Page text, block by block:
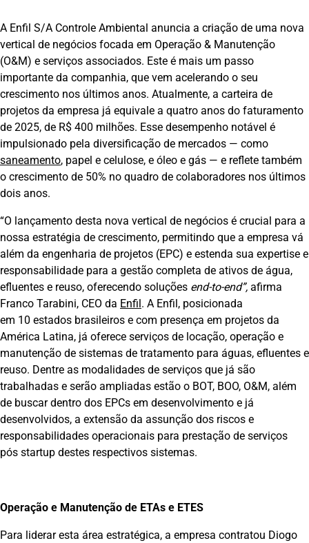
A Enfil S/A Controle Ambiental anuncia a criação de uma nova
vertical de negócios focada em Operação & Manutenção
(O&M) e serviços associados. Este é mais um passo
importante da companhia, que vem acelerando o seu
crescimento nos últimos anos. Atualmente, a carteira de
projetos da empresa já equivale a quatro anos do faturamento
de 2025, de R$ 400 milhões. Esse desempenho notável é
impulsionado pela diversificação de mercados — como
saneamento, papel e celulose, e óleo e gás — e reflete também
o crescimento de 50% no quadro de colaboradores nos últimos
dois anos.
“O lançamento desta nova vertical de negócios é crucial para a
nossa estratégia de crescimento, permitindo que a empresa vá
além da engenharia de projetos (EPC) e estenda sua expertise e
responsabilidade para a gestão completa de ativos de água,
efluentes e reuso, oferecendo soluções end-to-end”, afirma
Franco Tarabini, CEO da Enfil . A Enfil, posicionada
em 10 estados brasileiros e com presença em projetos da
América Latina, já oferece serviços de locação, operação e
manutenção de sistemas de tratamento para águas, efluentes e
reuso. Dentre as modalidades de serviços que já são
trabalhadas e serão ampliadas estão o BOT, BOO, O&M, além
de buscar dentro dos EPCs em desenvolvimento e já
desenvolvidos, a extensão da assunção dos riscos e
responsabilidades operacionais para prestação de serviços
pós startup destes respectivos sistemas.
Operação e Manutenção de ETAs e ETES
Para liderar esta área estratégica, a empresa contratou Diogo